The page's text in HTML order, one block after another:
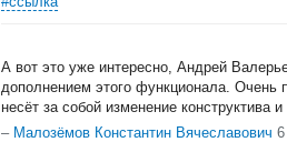
А вот это уже интересно, Андрей
дополнением этого функционала.
несёт за собой изменение конструктива
– Малозёмов Константин Вячеславович